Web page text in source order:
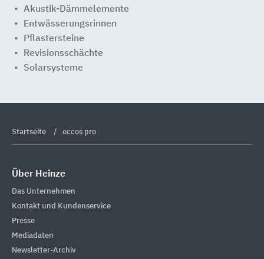
Akustik-Dämmelemente
Entwässerungsrinnen
Pflastersteine
Revisionsschächte
Solarsysteme
Startseite eccos pro
Über Heinze
Das Unternehmen
Kontakt und Kundenservice
Presse
Mediadaten
Newsletter-Archiv